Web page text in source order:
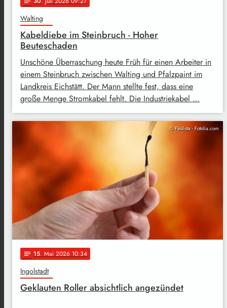
Walting
Kabeldiebe im Steinbruch - Hoher
Beuteschaden
Unschöne Überraschung heute Früh für einen Arbeiter in
einem Steinbruch zwischen Walting und Pfalzpaint im
Landkreis Eichstätt. Der Mann stellte fest, dass eine
große Menge Stromkabel fehlt. Die Industriekabel …
© Paulista - Fotolia.com
notes 15. Mai 2026 10:34
Ingolstadt
Geklauten Roller absichtlich angezündet